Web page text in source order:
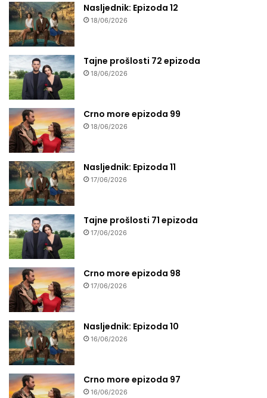
Nasljednik: Epizoda 12
18/06/2026
Tajne prošlosti 72 epizoda
18/06/2026
Crno more epizoda 99
18/06/2026
Nasljednik: Epizoda 11
17/06/2026
Tajne prošlosti 71 epizoda
17/06/2026
Crno more epizoda 98
17/06/2026
Nasljednik: Epizoda 10
16/06/2026
Crno more epizoda 97
16/06/2026